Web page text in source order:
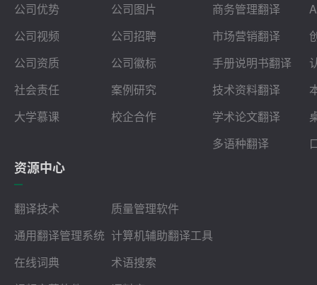
公司优势
公司图片
公司视频
公司招聘
公司资质
公司徽标
社会责任
案例研究
大学慕课
校企合作
商务管理翻译
市场营销翻译
手册说明书翻译
技术资料翻译
学术论文翻译
多语种翻译
资源中心
翻译技术
质量管理软件
通用翻译管理系统 计算机辅助翻译工具
在线词典
术语搜索